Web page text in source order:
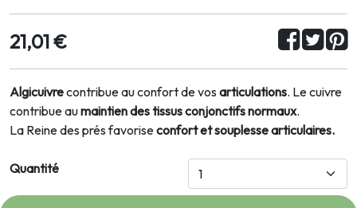
21,01 €
Algicuivrecontribue au confort de vos articulations. Le cuivre
contribue aumaintien des tissus conjonctifs normaux.
La Reine des prés favoriseconfort et souplesse articulaires.
Quantité